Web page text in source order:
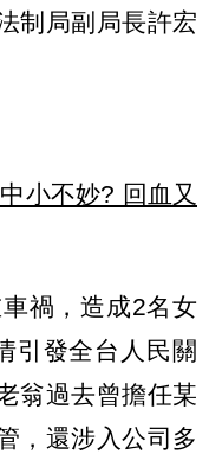
制局副局長許宏
小不妙? 回血又
禍，造成2名女
引發全台人民關
翁過去曾擔任某
，還涉入公司多